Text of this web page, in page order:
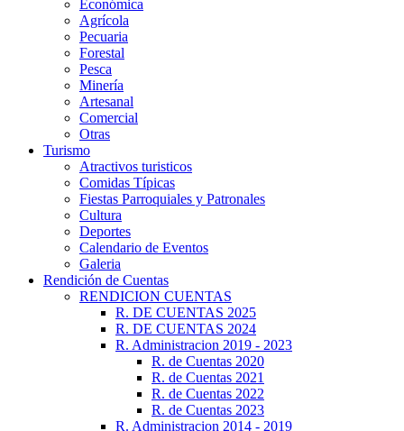
Económica
Agrícola
Pecuaria
Forestal
Pesca
Minería
Artesanal
Comercial
Otras
Turismo
Atractivos turisticos
Comidas Típicas
Fiestas Parroquiales y Patronales
Cultura
Deportes
Calendario de Eventos
Galeria
Rendición de Cuentas
RENDICION CUENTAS
R. DE CUENTAS 2025
R. DE CUENTAS 2024
R. Administracion 2019 - 2023
R. de Cuentas 2020
R. de Cuentas 2021
R. de Cuentas 2022
R. de Cuentas 2023
R. Administracion 2014 - 2019